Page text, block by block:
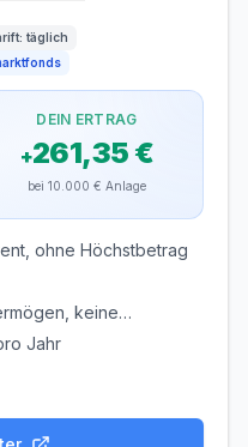
täglich
DEIN ERTRAG
+261,35 €
bei 10.000 € Anlage
ohne Höchstbetrag
keine
Jahr